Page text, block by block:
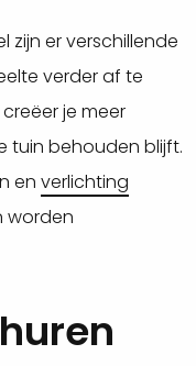
zijn er verschillende
verder af te
creëer je meer
tuin behouden blijft.
en verlichting
worden